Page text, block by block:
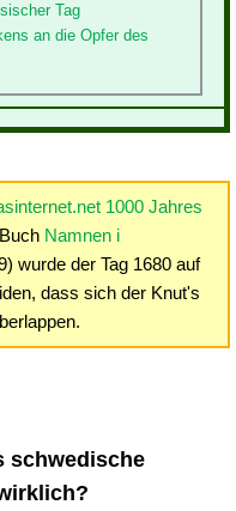
Tag
an die Opfer des
1000 Jahres
Namnen i
wurde der Tag 1680 auf
dass sich der Knut's
schwedische